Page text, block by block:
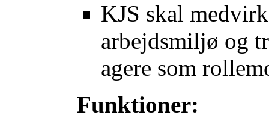
KJS skal
arbejdsmiljø og
agere som
Funktioner: